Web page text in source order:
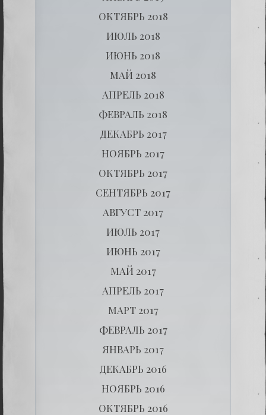
ОКТЯБРЬ 2018
ИЮЛЬ 2018
ИЮНЬ 2018
МАЙ 2018
АПРЕЛЬ 2018
ФЕВРАЛЬ 2018
ДЕКАБРЬ 2017
НОЯБРЬ 2017
ОКТЯБРЬ 2017
СЕНТЯБРЬ 2017
АВГУСТ 2017
ИЮЛЬ 2017
ИЮНЬ 2017
МАЙ 2017
АПРЕЛЬ 2017
МАРТ 2017
ФЕВРАЛЬ 2017
ЯНВАРЬ 2017
ДЕКАБРЬ 2016
НОЯБРЬ 2016
ОКТЯБРЬ 2016